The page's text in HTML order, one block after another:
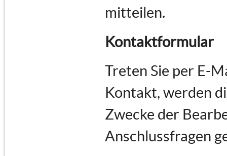
mitteilen.
Kontaktformular
Treten Sie per E-
Kontakt, werden
Zwecke der
Anschlussfragen